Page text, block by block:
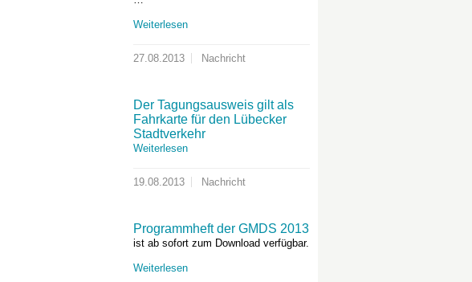
Weiterlesen
27.08.2013 Nachricht
Der Tagungsausweis gilt als
Fahrkarte für den Lübecker
Stadtverkehr
Weiterlesen
19.08.2013 Nachricht
Programmheft der GMDS 2013
ist ab sofort zum Download verfügbar.
Weiterlesen